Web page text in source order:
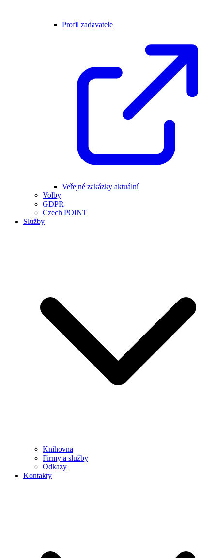
Profil zadavatele
Veřejné zakázky aktuální
Volby
GDPR
Czech POINT
Služby
Knihovna
Firmy a služby
Odkazy
Kontakty